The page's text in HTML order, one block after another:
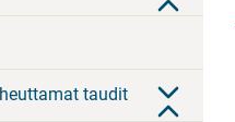
taudit